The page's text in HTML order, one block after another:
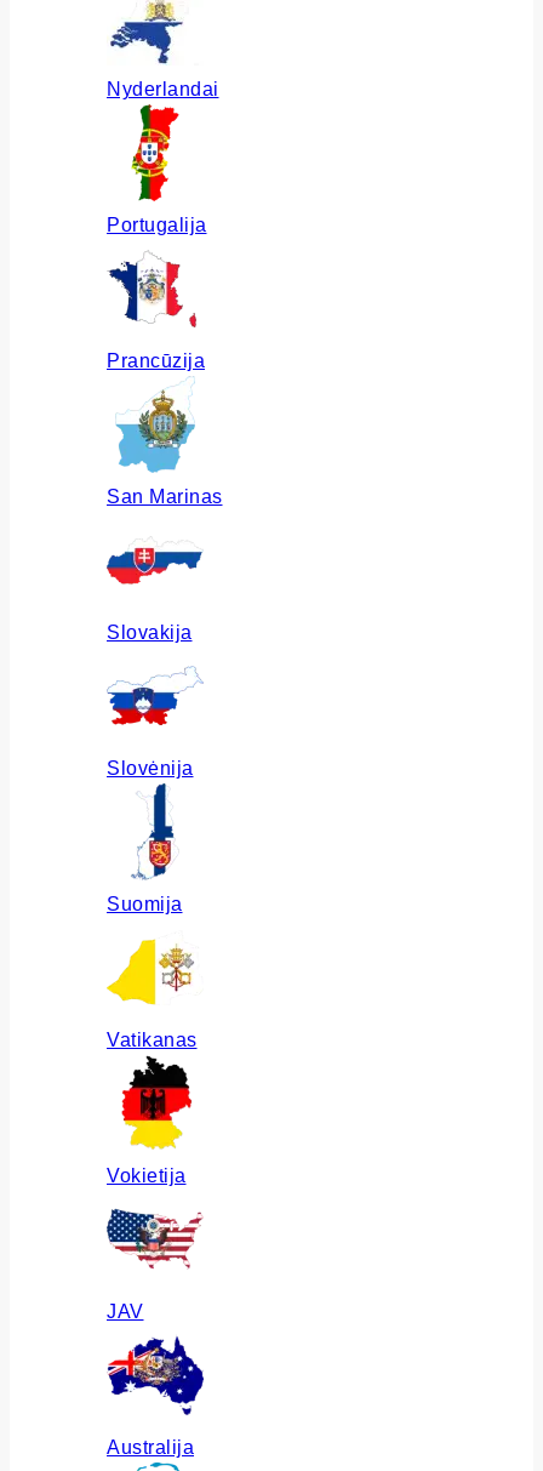
Nyderlandai
Portugalija
Prancūzija
San Marinas
Slovakija
Slovėnija
Suomija
Vatikanas
Vokietija
JAV
Australija